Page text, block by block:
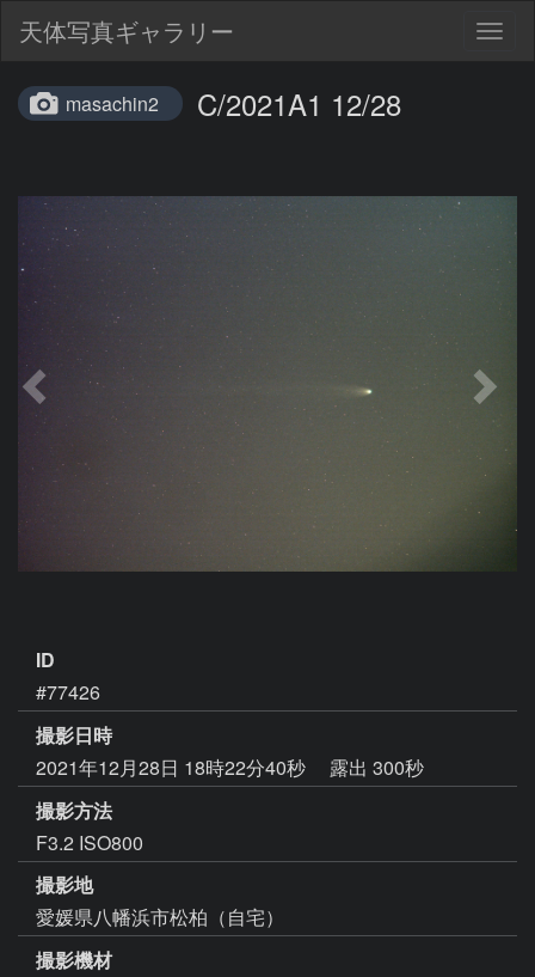
天体写真ギャラリー
masachin2 C/2021A1 12/28
ID
#77426
撮影日時
2021年12月28日 18時22分40秒
露出 300秒
撮影方法
F3.2 ISO800
撮影地
愛媛県八幡浜市松柏（自宅）
撮影機材